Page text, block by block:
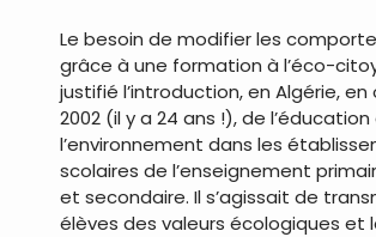
Le besoin de modifier les
grâce à une formation à l’éco-
justifié l’introduction, en Algérie,
2002 (il y a 24 ans !), de l’éducation
l’environnement dans les
scolaires de l’enseignement
et secondaire. Il s’agissait de
élèves des valeurs écologiques et